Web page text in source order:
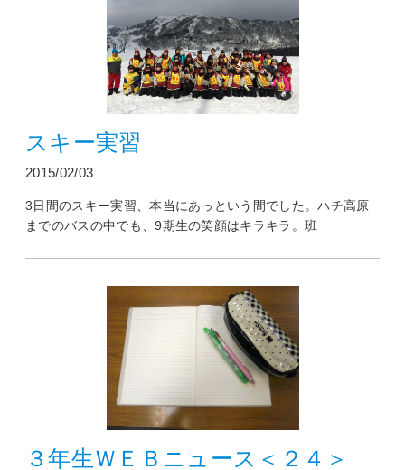
スキー実習
2015/02/03
3日間のスキー実習、本当にあっという間でした。ハチ高原
までのバスの中でも、9期生の笑顔はキラキラ。班
３年生ＷＥＢニュース＜２４＞